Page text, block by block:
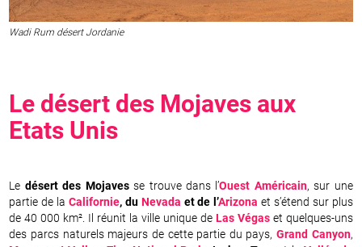
Wadi Rum désert Jordanie
Le désert des Mojaves aux
Etats Unis
Le désert des Mojavesse trouve dans l’Ouest Américain, sur une
partie de la Californie, du Nevada et de l’Arizona et s’étend sur plus
de 40 000 km². Il réunit la ville unique de Las Végaset quelques-uns
des parcs naturels majeurs de cette partie du pays,Grand Canyon,